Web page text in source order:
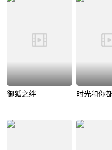
御狐之绊 时光和你